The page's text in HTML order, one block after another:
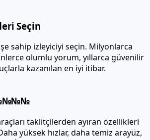
Seçin
sahip izleyiciyi seçin. Milyonlarca
olumlu yorum, yıllarca güvenilir
kazanılan en iyi itibar.
taklitçilerden ayıran özellikleri
yüksek hızlar, daha temiz arayüz,